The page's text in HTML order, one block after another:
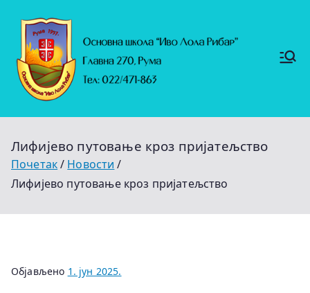
садржај
Основ
Лола
https://
vanje-
se-
Лифијево путовање кроз пријатељство
Почетак
Новости
Лифијево путовање кроз пријатељство
Објављено 1. јун 2025.